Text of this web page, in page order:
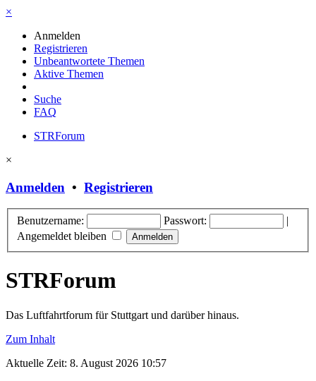
×
Anmelden
Registrieren
Unbeantwortete Themen
Aktive Themen
Suche
FAQ
STRForum
×
Anmelden • Registrieren
Benutzername: Passwort:
|
Angemeldet bleiben
STRForum
Das Luftfahrtforum für Stuttgart und darüber hinaus.
Zum Inhalt
Aktuelle Zeit: 8. August 2026 10:57